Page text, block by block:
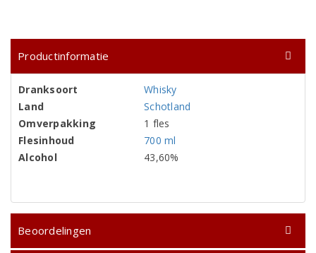
Productinformatie
Dranksoort
Whisky
Land
Schotland
Omverpakking
1 fles
Flesinhoud
700 ml
Alcohol
43,60%
Beoordelingen